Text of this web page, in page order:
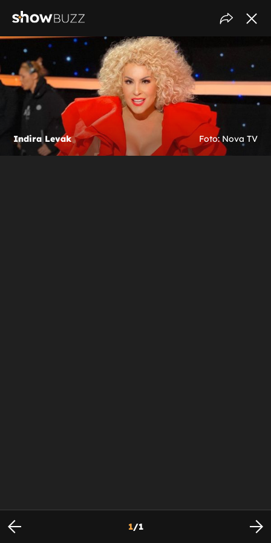
Indira Levak Foto: Nova TV
1/1